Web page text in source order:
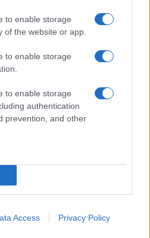
to enable storage
of the website or app.
to enable storage
to enable storage
authentication
prevention, and other
Access Privacy Policy